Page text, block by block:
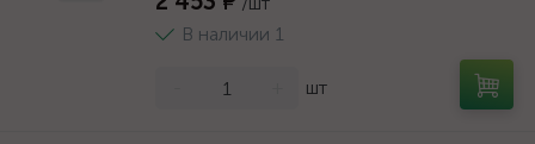
В наличии 1
шт